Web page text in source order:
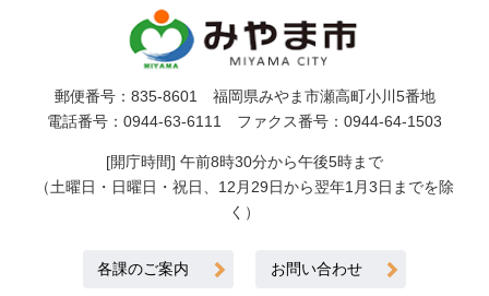
郵便番号：835-8601 福岡県みやま市瀬高町小川5番地
電話番号：0944-63-6111 ファクス番号：0944-64-1503
[開庁時間] 午前8時30分から午後5時まで
（土曜日・日曜日・祝日、12月29日から翌年1月3日までを除
く）
各課のご案内 お問い合わせ